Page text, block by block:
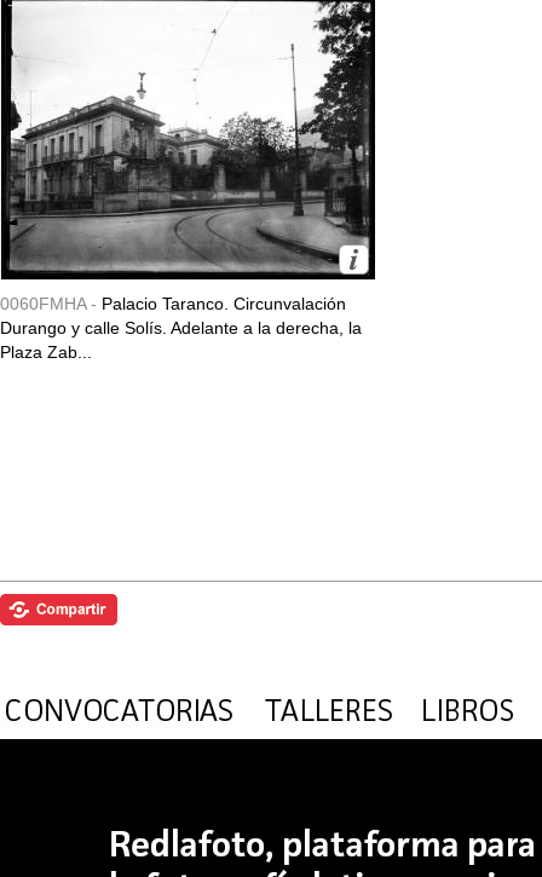
0060FMHA - Palacio Taranco. Circunvalación
Durango y calle Solís. Adelante a la derecha, la
Plaza Zab...